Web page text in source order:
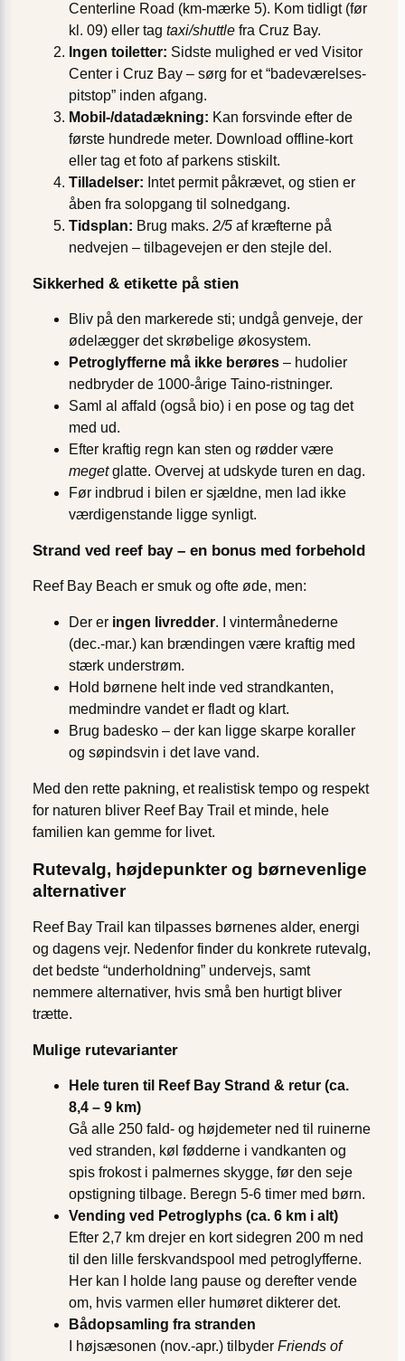
Centerline Road (km-mærke 5). Kom tidligt (før
kl. 09) eller tag taxi/shuttle fra Cruz Bay.
Ingen toiletter: Sidste mulighed er ved Visitor
Center i Cruz Bay – sørg for et “badeværelses‐
pitstop” inden afgang.
Mobil‐/datadækning: Kan forsvinde efter de
første hundrede meter. Download offline‐kort
eller tag et foto af parkens stiskilt.
Tilladelser: Intet permit påkrævet, og stien er
åben fra solopgang til solnedgang.
Tidsplan: Brug maks. 2/5 af kræfterne på
nedvejen – tilbagevejen er den stejle del.
Sikkerhed & etikette på stien
Bliv på den markerede sti; undgå genveje, der
ødelægger det skrøbelige økosystem.
Petroglyfferne må ikke berøres – hudolier
nedbryder de 1000-årige Taino‐ristninger.
Saml al affald (også bio) i en pose og tag det
med ud.
Efter kraftig regn kan sten og rødder være
megetglatte. Overvej at udskyde turen en dag.
Før indbrud i bilen er sjældne, men lad ikke
værdigenstande ligge synligt.
Strand ved reef bay – en bonus med forbehold
Reef Bay Beach er smuk og ofte øde, men:
Der er ingen livredder. I vintermånederne
(dec.-mar.) kan brændingen være kraftig med
stærk understrøm.
Hold børnene helt inde ved strandkanten,
medmindre vandet er fladt og klart.
Brug badesko – der kan ligge skarpe koraller
og søpindsvin i det lave vand.
Med den rette pakning, et realistisk tempo og respekt
for naturen bliver Reef Bay Trail et minde, hele
familien kan gemme for livet.
Rutevalg, højdepunkter og børnevenlige
alternativer
Reef Bay Trail kan tilpasses børnenes alder, energi
og dagens vejr. Nedenfor finder du konkrete rutevalg,
det bedste “underholdning” undervejs, samt
nemmere alternativer, hvis små ben hurtigt bliver
trætte.
Mulige rutevarianter
Hele turen til Reef Bay Strand & retur (ca.
8,4 – 9 km)
Gå alle 250 fald- og højdemeter ned til ruinerne
ved stranden, køl fødderne i vandkanten og
spis frokost i palmernes skygge, før den seje
opstigning tilbage. Beregn 5-6 timer med børn.
Vending ved Petroglyphs (ca. 6 km i alt)
Efter 2,7 km drejer en kort sidegren 200 m ned
til den lille ferskvandspool med petroglyfferne.
Her kan I holde lang pause og derefter vende
om, hvis varmen eller humøret dikterer det.
Bådopsamling fra stranden
I højsæsonen (nov.-apr.) tilbyder Friends of